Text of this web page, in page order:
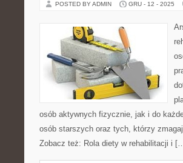
POSTED BY ADMIN GRU - 12 - 2025
osób aktywnych fizycznie, jak i do
osób starszych oraz tych, którzy
Zobacz też: Rola diety w rehabilitacji i